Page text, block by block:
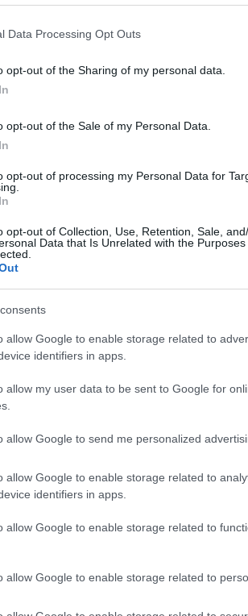
Data Processing Opt Outs
opt-out of the Sharing of my personal data.
opt-out of the Sale of my Personal Data.
opt-out of processing my Personal Data for
opt-out of Collection, Use, Retention, Sale,
Data that Is Unrelated with the
allow Google to enable storage related to
identifiers in apps.
allow my user data to be sent to Google for
allow Google to send me personalized
allow Google to enable storage related to
identifiers in apps.
allow Google to enable storage related to
allow Google to enable storage related to
προγενέστερη της 1/1/2023.
διαχειριστικές χρήσεις για τις
ανά Α.Φ.Μ.
την υποβολή της αίτησης (Κύριος
έτους ν-2) σε έναν (1) επιλέξιμο ΚΑΔ
σε ενεργούς στη ΔΟΥ , κατά
της επένδυσης.
σχεδίου δεν δύναται να
επιχείρησης που επετεύχθη σε
φορολογικά έντυπα στην ΑΑΔΕ για
(έτος ν) και πρέπει να είναι
από τα οποία θα τεκμηριώνεται
μέσω ιδίων πόρων είτε μέσω
με τις υποκατηγορίες που
της αίτησης όσο και κατά την
επιχείρησης όπως ορίζεται
2014 σχετικά με τον ορισμό των
(ΕΕ)2831/2023 (OJ L 15.12.2023)
μορφές επιχειρήσεων εταιρικού/